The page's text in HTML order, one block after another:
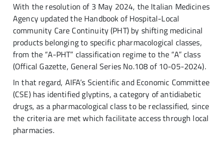
With the resolution of 3 May 2024, the Italian Medicines
Agency updated the Handbook of Hospital-Local
community Care Continuity (PHT) by shifting medicinal
products belonging to specific pharmacological classes,
from the “A-PHT” classification regime to the “A” class
(Offical Gazette, General Series No.108 of 10-05-2024).
In that regard, AIFA’s Scientific and Economic Committee
(CSE) has identified glyptins, a category of antidiabetic
drugs, as a pharmacological class to be reclassified, since
the criteria are met which facilitate access through local
pharmacies.